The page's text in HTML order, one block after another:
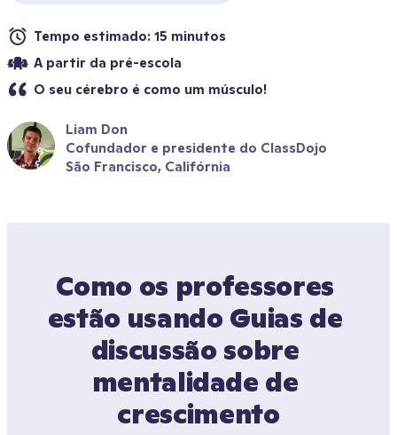
Tempo estimado: 15 minutos
A partir da pré-escola
O seu cérebro é como um músculo!
Liam Don
Cofundador e presidente do ClassDojo
São Francisco, Califórnia
Como os professores
estão usando Guias de
discussão sobre
mentalidade de
crescimento